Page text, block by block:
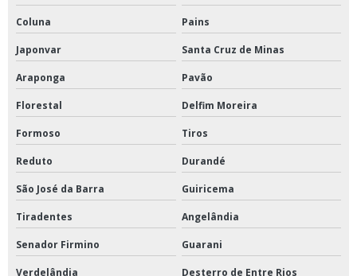
Coluna Pains
Japonvar Santa Cruz de Minas
Araponga Pavão
Florestal Delfim Moreira
Formoso Tiros
Reduto Durandé
São José da Barra Guiricema
Tiradentes Angelândia
Senador Firmino Guarani
Verdelândia Desterro de Entre Rios